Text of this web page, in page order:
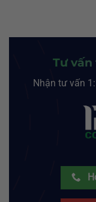
Tư
Nhận tư vấn